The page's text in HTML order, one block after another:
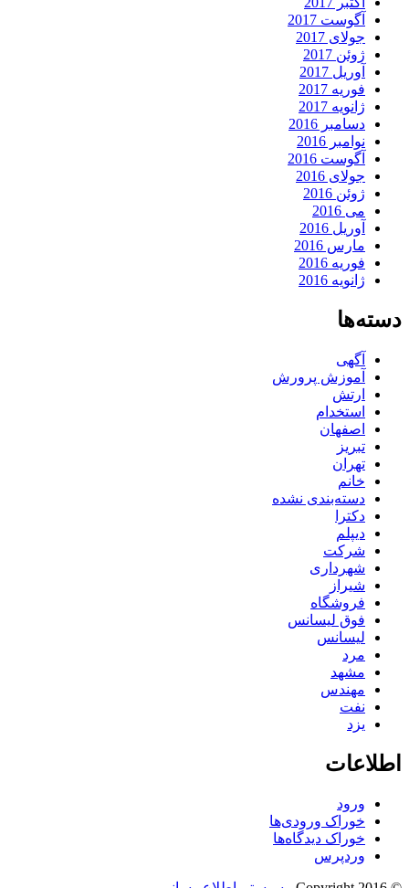
آگوست 2017
جولای 2017
ژوئن 2017
آوریل 2017
فوریه 2017
ژانویه 2017
دسامبر 2016
نوامبر 2016
آگوست 2016
جولای 2016
ژوئن 2016
می 2016
آوریل 2016
مارس 2016
فوریه 2016
ژانویه 2016
دسته‌ها
آگهی
آموزش پرورش
ارتش
استخدام
اصفهان
تبریز
تهران
خانم
دسته‌بندی نشده
دکترا
دیپلم
شرکت
شهرداری
شیراز
فروشگاه
فوق لیسانس
لیسانس
مرد
مشهد
مهندس
نفت
یزد
اطلاعات
ورود
خوراک ورودی‌ها
خوراک دیدگاه‌ها
وردپرس